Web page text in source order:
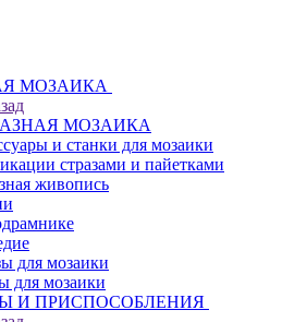
МОЗАИКА
МОЗАИКА
и станки для мозаики
стразами и пайетками
живопись
для мозаики
для мозаики
И ПРИСПОСОБЛЕНИЯ